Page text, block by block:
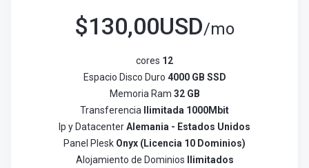
$130,00USD/mo
cores 12
Espacio Disco Duro 4000 GB SSD
Memoria Ram 32 GB
Transferencia
Ilimitada 1000Mbit
Ip y DatacenterAlemania - Estados Unidos
Panel Plesk Onyx (Licencia 10 Dominios)
Alojamiento de Dominios Ilimitados